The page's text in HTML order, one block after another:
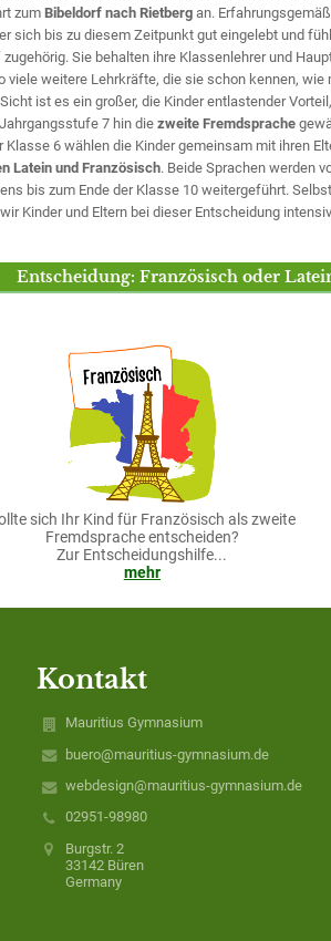
zumBibeldorf nach Rietbergan.
sich bis zu diesem Zeitpunkt gut eingelebt und
zugehörig. Sie behalten ihre Klassenlehrer und
viele weitere Lehrkräfte, die sie schon kennen, wie
ist es ein großer, die Kinder entlastender
7 hin diezweite Fremdsprache
Klasse 6 wählen die Kinder gemeinsam mit ihren
Latein und Französisch. Beide Sprachen werden
bis zum Ende der Klasse 10 weitergeführt.
Kinder und Eltern bei dieser Entscheidung
Entscheidung: Französisch oder
sich Ihr Kind für Französisch als zweite
Fremdsprache entscheiden?
Zur Entscheidungshilfe...
mehr
Kontakt
Mauritius Gymnasium
buero@mauritius-gymnasium.de
webdesign@mauritius-gymnasium.de
02951-98980
Burgstr. 2
33142 Büren
Germany